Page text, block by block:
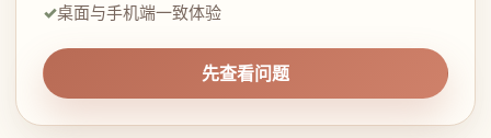
桌面与手机端一致体验
先查看问题